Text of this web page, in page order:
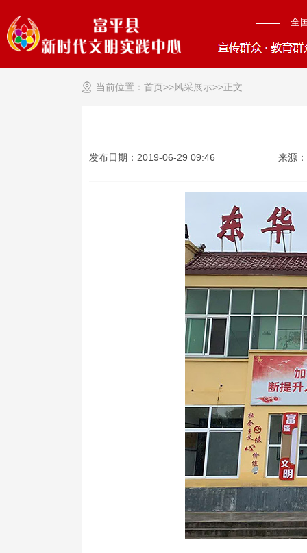
全
当前位置： 首页>>风采展示>>正文
发布日期：2019-06-29 09:46 来源：